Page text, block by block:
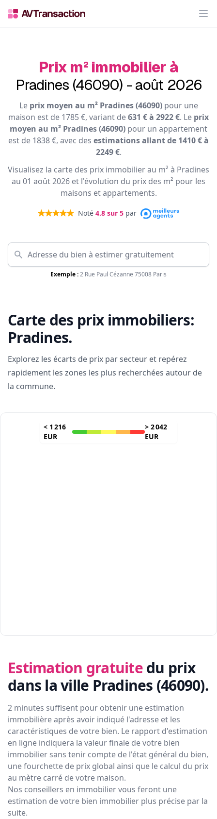
Prix m² immobilier à
Pradines (46090) - août 2026
Le prix moyen au m² Pradines (46090)pour une
maison est de 1785 €, variant de631 € à 2922 €. Le prix
moyen au m² Pradines (46090) pour un appartement
est de 1838 €, avec des estimations allant de 1410 € à
2249 €.
Visualisez la carte des prix immobilier au m² à Pradines
au 01 août 2026 et l'évolution du prix des m² pour les
maisons et appartements.
Noté 4.8 sur 5 par
Exemple :2 Rue Paul Cézanne 75008 Paris
Carte des prix immobiliers:
Pradines.
Explorez les écarts de prix par secteur et repérez
rapidement les zones les plus recherchées autour de
la commune.
< 1 216
EUR
> 2 042
EUR
Estimation gratuite du prix
dans la ville Pradines (46090).
2 minutes suffisent pour obtenir une estimation
immobilière après avoir indiqué l'adresse et les
caractéristiques de votre bien. Le rapport d'estimation
en ligne indiquera la valeur finale de votre bien
immobilier sans tenir compte de l'état général du bien,
une fourchette de prix global ainsi que le calcul du prix
au mètre carré de votre maison.
Nos conseillers en immobilier vous feront une
estimation de votre bien immobilier plus précise par la
suite.